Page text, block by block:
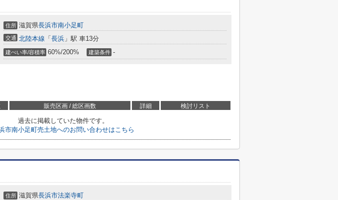
住所 滋賀県長浜市南小足町
交通 北陸本線 「 長浜 」駅 車13分
建ぺい率/容積率 60%/200% 建築条件 -
販売区画 / 総区画数 詳細 検討リスト
過去に掲載していた物件です。
市南小足町売土地へのお問い合わせはこちら
住所 滋賀県長浜市法楽寺町